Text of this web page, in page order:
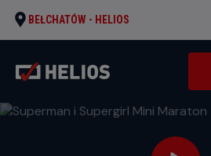
BEŁCHATÓW - HELIOS